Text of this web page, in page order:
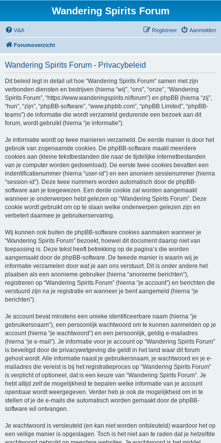
Wandering Spirits Forum
V&A Aanmelden
Registreer
Forumoverzicht
Wandering Spirits Forum - Privacybeleid
Dit beleid legt in detail uit hoe “Wandering Spirits Forum” samen met zijn
verbonden diensten en bedrijven (hierna “wij”, “ons”, “onze”, “Wandering
Spirits Forum”, “https://www.wanderingspirits.nl/forum”) en phpBB (hierna “zij”,
“hun”, “zijn”, “phpBB-software”, “www.phpbb.com”, “phpBB Limited”, “phpBB-
teams”) de informatie die wordt verzameld gedurende een bezoek aan dit
forum, wordt gebruikt (hierna “je informatie”).
Je informatie wordt op twee manieren verzameld. De eerste manier is door het
gebruik van zogenaamde cookies. De phpBB-software maakt meerdere
cookies aan (kleine tekstbestanden die naar de tijdelijke internetbestanden
van je computer worden gedownload). De eerste twee cookies bevatten een
indentificatienummer (hierna “user-id”) en een anoniem sessienummer (hierna
“session-id”). Deze twee nummers worden automatisch door de phpBB-
software aan je toegewezen. Een derde cookie zal worden aangemaakt
wanneer je onderwerpen hebt gelezen op “Wandering Spirits Forum”. Deze
cookie wordt gebruikt om op te slaan welke onderwerpen gelezen zijn en
verbetert daarmee je gebruikerservaring.
Wij kunnen ook buiten de phpBB-software cookies aanmaken wanneer je
“Wandering Spirits Forum” bezoekt, hoewel dit document daarop niet van
toepassing is. Deze tekst heeft betrekking op de pagina’s die worden
aangemaakt door de phpBB-software. De tweede manier is waarin wij je
informatie verzamelen door wat je aan ons verstuurt. Dit is onder andere het
plaatsen als een anonieme gebruiker (hierna “anonieme berichten”),
registreren op “Wandering Spirits Forum” (hierna “je account”) en berichten die
verstuurd zijn na je registratie en wanneer je bent aangemeld (hierna “je
berichten”).
Je account bevat minstens een unieke identificeerbare naam (hierna “je
gebruikersnaam”), een persoonlijk wachtwoord om te kunnen aanmelden op je
account (hierna “je wachtwoord”) en een persoonlijk, geldig e-mailadres
(hierna “je e-mail”). Je informatie voor je account op “Wandering Spirits Forum”
is beveiligd door de privacywetgeving die geldt in het land waar dit forum
gehost wordt. Alle informatie naast je gebruikersnaam, je wachtwoord en je e-
mailadres die vereist is bij het registratieproces op “Wandering Spirits Forum”
is verplicht of optioneel, dat is een keuze van “Wandering Spirits Forum”. Je
hebt altijd zelf de mogelijkheid te bepalen welke informatie van je account
openbaar wordt weergegeven. Verder heb je ook de mogelijkheid om in te
stellen of je de e-mails die automatisch worden gemaakt door de phpBB-
software wil ontvangen.
Je wachtwoord is versleuteld (en kan niet worden ontsleuteld) waardoor het op
een veilige manier is opgeslagen. Toch is het niet aan te raden dat je hetzelfde